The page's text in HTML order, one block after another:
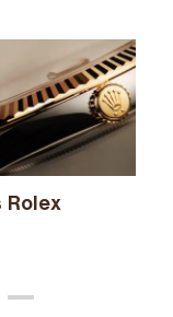
Rolex